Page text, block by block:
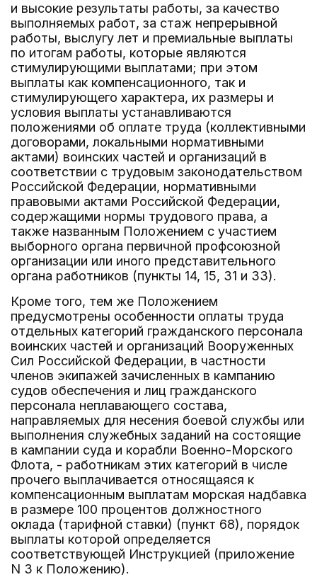
и высокие результаты работы, за качество
выполняемых работ, за стаж непрерывной
работы, выслугу лет и премиальные выплаты
по итогам работы, которые являются
стимулирующими выплатами; при этом
выплаты как компенсационного, так и
стимулирующего характера, их размеры и
условия выплаты устанавливаются
положениями об оплате труда (коллективными
договорами, локальными нормативными
актами) воинских частей и организаций в
соответствии с трудовым законодательством
Российской Федерации, нормативными
правовыми актами Российской Федерации,
содержащими нормы трудового права, а
также названным Положением с участием
выборного органа первичной профсоюзной
организации или иного представительного
органа работников (пункты 14, 15, 31 и 33).
Кроме того, тем же Положением
предусмотрены особенности оплаты труда
отдельных категорий гражданского персонала
воинских частей и организаций Вооруженных
Сил Российской Федерации, в частности
членов экипажей зачисленных в кампанию
судов обеспечения и лиц гражданского
персонала неплавающего состава,
направляемых для несения боевой службы или
выполнения служебных заданий на состоящие
в кампании суда и корабли Военно-Морского
Флота, - работникам этих категорий в числе
прочего выплачивается относящаяся к
компенсационным выплатам морская надбавка
в размере 100 процентов должностного
оклада (тарифной ставки) (пункт 68), порядок
выплаты которой определяется
соответствующей Инструкцией (приложение
N 3 к Положению).